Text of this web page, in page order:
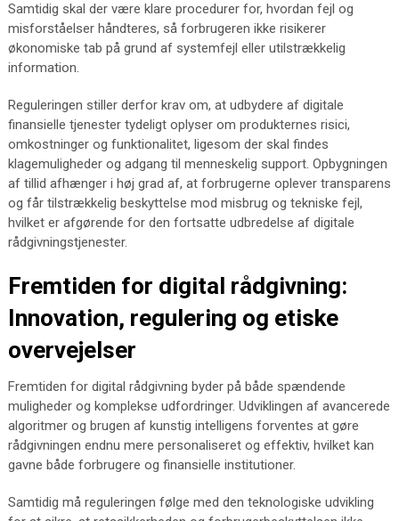
Samtidig skal der være klare procedurer for, hvordan fejl og
misforståelser håndteres, så forbrugeren ikke risikerer
økonomiske tab på grund af systemfejl eller utilstrækkelig
information.
Reguleringen stiller derfor krav om, at udbydere af digitale
finansielle tjenester tydeligt oplyser om produkternes risici,
omkostninger og funktionalitet, ligesom der skal findes
klagemuligheder og adgang til menneskelig support. Opbygningen
af tillid afhænger i høj grad af, at forbrugerne oplever transparens
og får tilstrækkelig beskyttelse mod misbrug og tekniske fejl,
hvilket er afgørende for den fortsatte udbredelse af digitale
rådgivningstjenester.
Fremtiden for digital rådgivning:
Innovation, regulering og etiske
overvejelser
Fremtiden for digital rådgivning byder på både spændende
muligheder og komplekse udfordringer. Udviklingen af avancerede
algoritmer og brugen af kunstig intelligens forventes at gøre
rådgivningen endnu mere personaliseret og effektiv, hvilket kan
gavne både forbrugere og finansielle institutioner.
Samtidig må reguleringen følge med den teknologiske udvikling